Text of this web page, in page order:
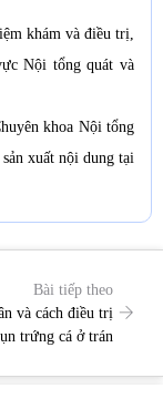
khám và điều trị,
Nội tổng quát và
khoa Nội tổng
xuất nội dung tại
Bài tiếp theo
và cách điều trị
trứng cá ở trán